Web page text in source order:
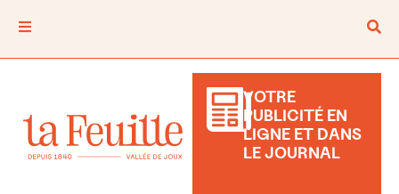
VOTRE
PUBLICITÉ EN
LIGNE ET DANS
LE JOURNAL